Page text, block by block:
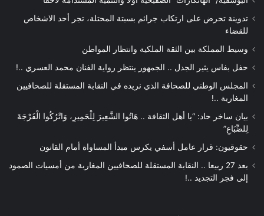
تدوينة تحرض على ارتكاب جرائم بسبتة المحتلة، تجر أحد الاشخاص
للقضاء
وسيط المملكة بين الثقة الملكية وانتظار المواطن
حفل بفاس يثير الجدل .. الجمهور ينتظر رواية الفنان محمد العسري ..!
المجلس الوطني للصحافة الذي نريده في النقابة المستقلة للصحافيين
المغاربة ..!
بيان ساخر حاد: “يا أهل الثقافة .. هَاتُوا الشَّعِيرَ لِلْحَمِيرِ، وَاتْرُكُوا الْفَرْجَةَ
لِلضِّبَاعِ”
حقوقيون: قرار عامل أسفي يكرس مبدأ المساواة أمام القانون
بعد 27 ربيعا .. النقابة المستقلة للصحافيين المغاربة من أمسيات الصمود
إلى فجر التجديد ..!